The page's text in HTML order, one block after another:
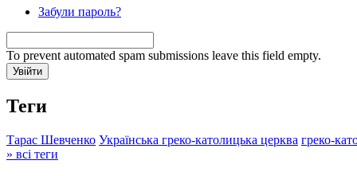
Забули пароль?
To prevent automated spam submissions leave this field empty.
Теги
Тарас Шевченко Українська греко-католицька церква греко-
» всі теги